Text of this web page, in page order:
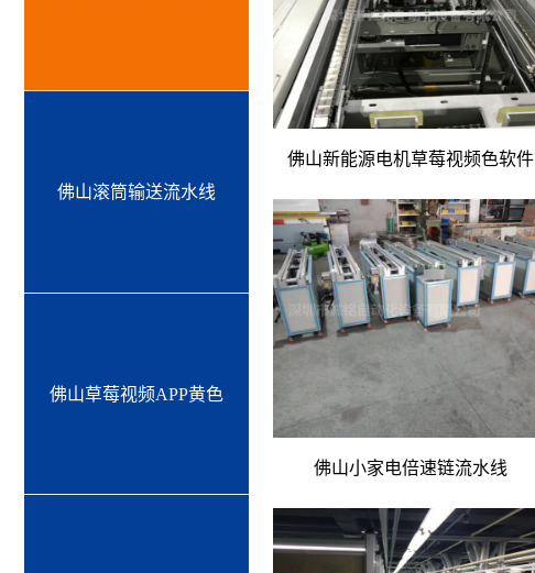
佛山滚筒输送流水线
佛山草莓视频APP黄色
佛山新能源电机草莓视频色软件
佛山小家电倍速链流水线